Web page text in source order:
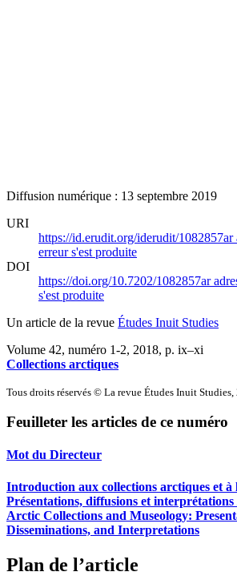
Diffusion numérique : 13 septembre 2019
URI
https://id.erudit.org/iderudit/1082857ar
erreur s'est produite
DOI
https://doi.org/10.7202/1082857ar
s'est produite
Un article de la revue Études Inuit Studies
Volume 42, numéro 1-2, 2018, p. ix–xi
Collections arctiques
Tous droits réservés © La revue Études Inuit Studies,
Feuilleter les articles de ce numéro
Mot du Directeur
Introduction aux collections arctiques et à
Présentations, diffusions et
Arctic Collections and Museology:
Disseminations, and Interpretations
Plan de l’article